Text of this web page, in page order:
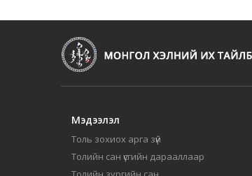
Мэдээлэл
Толь зохиох арга зүй
Толийн сан үсгийн дарааллаар